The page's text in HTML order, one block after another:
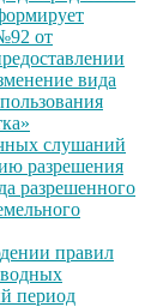
от
вида
слушаний
разрешения
разрешенного
правил
водных
период